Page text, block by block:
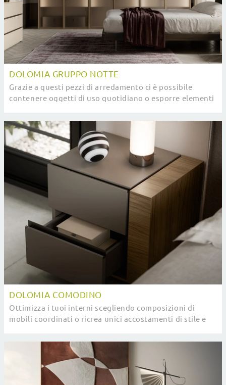
DOLOMIA GRUPPO NOTTE
Grazie a questi pezzi di arredamento ci è possibile
contenere oggetti di uso quotidiano o esporre elementi
DOLOMIA COMODINO
Ottimizza i tuoi interni scegliendo composizioni di
mobili coordinati o ricrea unici accostamenti di stile e